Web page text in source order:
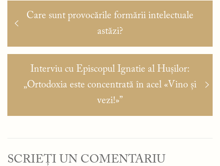
Navigare
în
Articolul
Care sunt provocările formării intelectuale
astăzi?
Articolul
următor:
Interviu cu Episcopul Ignatie al Hușilor:
„Ortodoxia este concentrată în acel «Vino și
vezi!»”
SCRIEȚI UN COMENTARIU